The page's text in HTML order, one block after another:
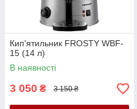
Кип'ятильник FROSTY WBF-
15 (14 л)
В наявності
3 050 ₴ 3 150 ₴